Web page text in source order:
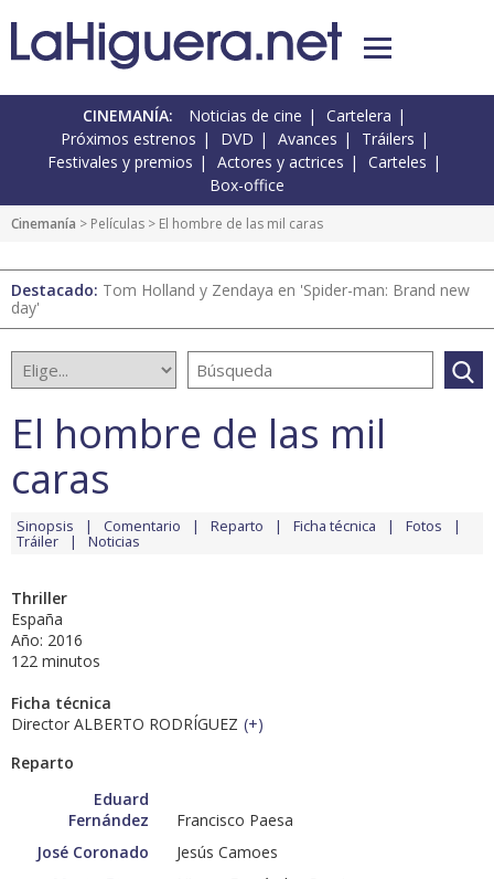
CINEMANÍA: Noticias de cine
Cartelera
Próximos estrenos
DVD Avances
Tráilers
Festivales y premios
Actores y actrices
Carteles
Box-office
Cinemanía > Películas > El hombre de las mil caras
Destacado: Tom Holland y Zendaya en 'Spider-man: Brand new
day'
El hombre de las mil
caras
Sinopsis Comentario Reparto Ficha técnica Fotos
Tráiler Noticias
Thriller
España
Año: 2016
122 minutos
Ficha técnica
Director ALBERTO RODRÍGUEZ (+)
Reparto
Eduard
Fernández
Francisco Paesa
José Coronado
Jesús Camoes